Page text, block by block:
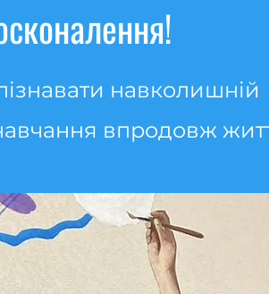
навколишній
впродовж